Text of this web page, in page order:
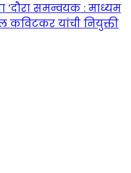
‘दौरा समन्वयक : माध्यम
कविटकर यांची नियुक्ती